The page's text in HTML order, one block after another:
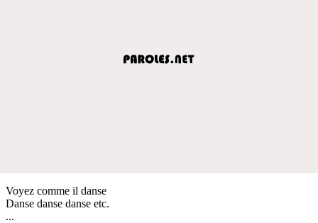
Voyez comme il danse
Danse danse danse etc.
...